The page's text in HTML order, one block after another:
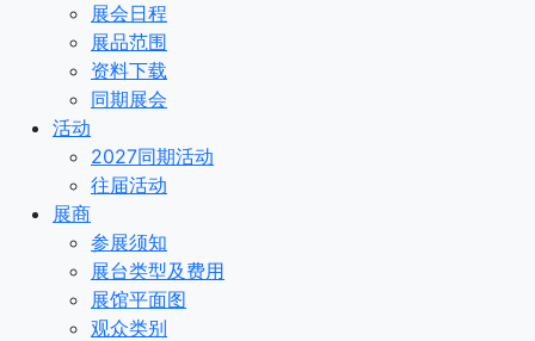
展会日程
展品范围
资料下载
同期展会
活动
2027同期活动
往届活动
展商
参展须知
展台类型及费用
展馆平面图
观众类别